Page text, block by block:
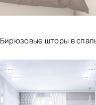
Бирюзовые шторы в